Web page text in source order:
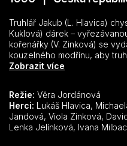
Truhlář Jakub (L. Hlavica)
Kuklová) dárek –
kořenářky (V. Zinková) se
kouzelného modřínu, aby
pomůže víla Modřínka (K.
Zobrazit více
Režie: Věra Jordánová
Herci:
Jandová, Viola Zinková, David Schneider, Zdeněk Blažek,
Lenka Jelínková, Ivana